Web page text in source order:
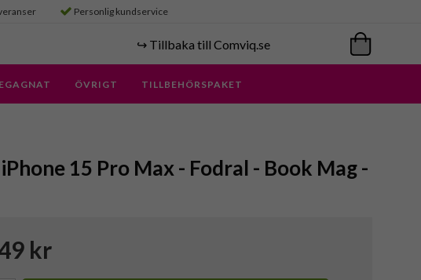
Personlig kundservice
↪️ Tillbaka till Comviq.se
ÖVRIGT TILLBEHÖRSPAKET
15 Pro Max - Fodral - Book Mag -
kr